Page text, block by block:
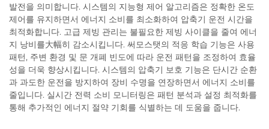
발전을 의미합니다. 시스템의 지능형 제어 알고리즘은 정확한 온도
제어를 유지하면서 에너지 소비를 최소화하여 압축기 운전 시간을
최적화합니다. 고급 제빙 관리는 불필요한 제빙 사이클을 줄여 에너
지 낭비를大幅히 감소시킵니다. 써모스탯의 적응 학습 기능은 사용
패턴, 주변 환경 및 문 개폐 빈도에 따라 운전 패턴을 조정하여 효율
성을 더욱 향상시킵니다. 시스템의 압축기 보호 기능은 단시간 순환
과 과도한 운전을 방지하여 장비 수명을 연장하면서 에너지 소비를
줄입니다. 실시간 전력 소비 모니터링은 패턴 분석과 설정 최적화를
통해 추가적인 에너지 절약 기회를 식별하는 데 도움을 줍니다.